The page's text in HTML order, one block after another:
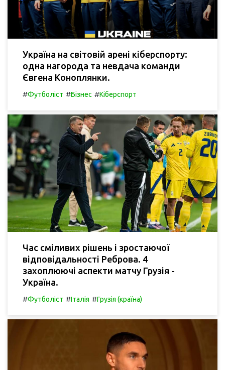
Україна на світовій арені кіберспорту:
одна нагорода та невдача команди
Євгена Коноплянки.
#Футболіст #Бізнес #Кіберспорт
Час сміливих рішень і зростаючої
відповідальності Реброва. 4
захоплюючі аспекти матчу Грузія -
Україна.
#Футболіст #Італія #Грузія (країна)